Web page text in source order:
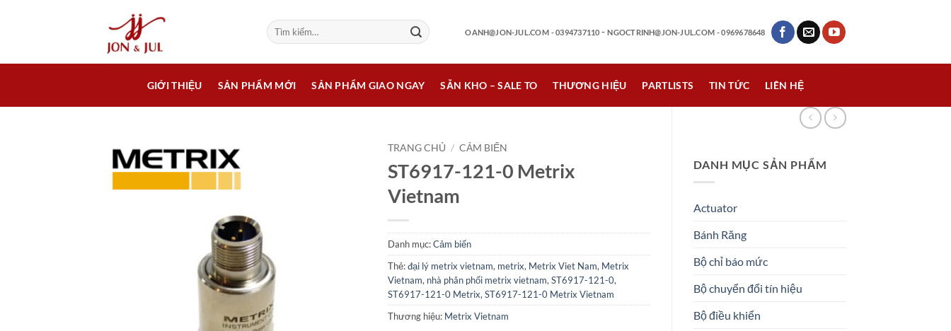
dung
Tìm
kiếm:
OANH@JON-JUL.COM - 0394737110 -NGOCTRINH@JON-JUL.COM - 0969678648
GIỚI THIỆU SẢN PHẨM MỚI SẢN PHẨM GIAO NGAY SẴN KHO – SALE TO THƯƠNG HIỆU PARTLISTS TIN TỨC LIÊN HỆ
DANH MỤC SẢN PHẨM
Actuator
Bánh Răng
Bộ chỉ báo mức
Bộ chuyển đổi tín hiệu
Bộ điều khiển
TRANG CHỦ / CẢM BIẾN
ST6917-121-0 Metrix
Vietnam
Danh mục:Cảm biến
Thẻ:đại lý metrix vietnam, metrix, Metrix Viet Nam, Metrix
Vietnam, nhà phân phối metrix vietnam, ST6917-121-0,
ST6917-121-0 Metrix, ST6917-121-0 Metrix Vietnam
Thương hiệu: Metrix Vietnam